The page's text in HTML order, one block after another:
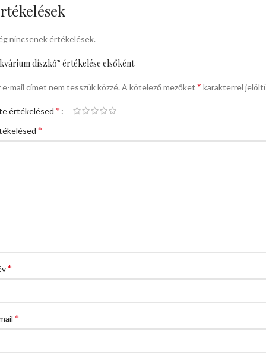
nincsenek értékelések.
díszkő” értékelése elsőként
e-mail címet nem tesszük közzé. A kötelező mezőket * karakterrel
értékelésed *
*
*
*